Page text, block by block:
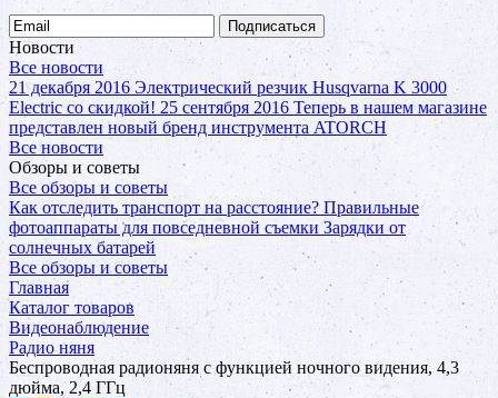
Подписаться
Новости
Все новости
21 декабря 2016 Электрический резчик Husqvarna K 3000
Electric со скидкой! 25 сентября 2016 Теперь в нашем магазине
представлен новый бренд инструмента ATORCH
Все новости
Обзоры и советы
Все обзоры и советы
Как отследить транспорт на расстояние? Правильные
фотоаппараты для повседневной съемки Зарядки от
солнечных батарей
Все обзоры и советы
Главная
Каталог товаров
Видеонаблюдение
Радио няня
Беспроводная радионяня с функцией ночного видения, 4,3
дюйма, 2,4 ГГц